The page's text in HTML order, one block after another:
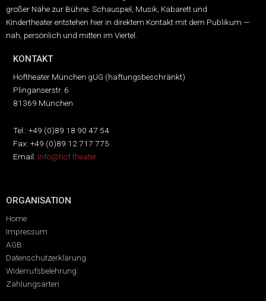
großer Nähe zur Bühne. Schauspiel, Musik, Kabarett und
Kindertheater entstehen hier in direktem Kontakt mit dem Publikum —
nah, persönlich und mitten im Viertel.
KONTAKT
Hoftheater München gUG (haftungsbeschränkt)
Plinganserstr. 6
81369 München
Tel.: +49 (0)89 18 90 47 54
Fax: +49 (0)89 12 717 775
Email: info@hof.theater
ORGANISATION
Home
Impressum
AGB
Datenschutzerklärung
Widerrufsbelehrung
Zahlungsarten